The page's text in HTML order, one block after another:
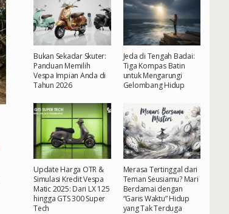
Bukan Sekadar Skuter:
Panduan Memilih
Vespa Impian Anda di
Tahun 2026
Jeda di Tengah Badai:
Tiga Kompas Batin
untuk Mengarungi
Gelombang Hidup
Update Harga OTR &
Simulasi Kredit Vespa
Matic 2025: Dari LX 125
hingga GTS 300 Super
Tech
Merasa Tertinggal dari
Teman Seusiamu? Mari
Berdamai dengan
“Garis Waktu” Hidup
yang Tak Terduga